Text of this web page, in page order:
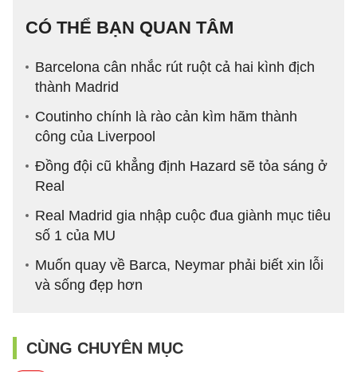
CÓ THỂ BẠN QUAN TÂM
Barcelona cân nhắc rút ruột cả hai kình địch
thành Madrid
Coutinho chính là rào cản kìm hãm thành
công của Liverpool
Đồng đội cũ khẳng định Hazard sẽ tỏa sáng ở
Real
Real Madrid gia nhập cuộc đua giành mục tiêu
số 1 của MU
Muốn quay về Barca, Neymar phải biết xin lỗi
và sống đẹp hơn
CÙNG CHUYÊN MỤC